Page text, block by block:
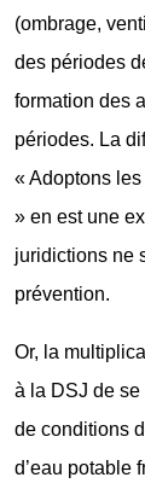
(ombrage,
des périodes
formation des
périodes. La
« Adoptons
» en est une
juridictions ne
prévention.
Or, la
à la DSJ de
de conditions
d’eau potable